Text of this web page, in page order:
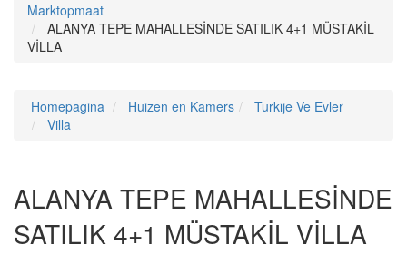
Marktopmaat
ALANYA TEPE MAHALLESİNDE SATILIK 4+1 MÜSTAKİL
VİLLA
Homepagina Huizen en Kamers
Turkije Ve Evler
Villa
ALANYA TEPE MAHALLESİNDE
SATILIK 4+1 MÜSTAKİL VİLLA